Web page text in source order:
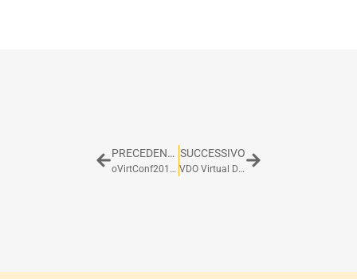
PRECEDENTE
oVirtConf2019 – Videos
SUCCESSIVO
VDO Virtual Data Optimizer per la migliore gestione dello spazio disco con la De-Duplica su RHEL8 e CentOS8